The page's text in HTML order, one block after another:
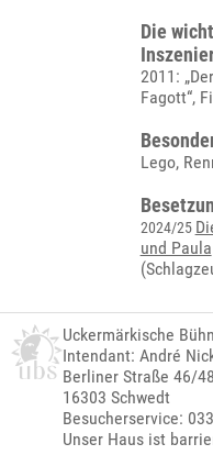
Die
2011:
Fagott“,
Lego,
2024/25
und Paula
Uckermärkische
Intendant: André
Berliner Straße 46/48
16303 Schwedt
Besucherservice:
Unser Haus ist